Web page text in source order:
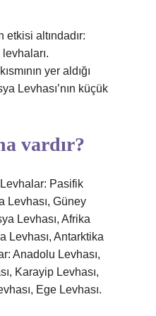
etkisi altındadır:
yer aldığı
Levhası’nın küçük
vardır?
Pasifik
Levhası, Güney
Levhası, Afrika
Levhası, Antarktika
Anadolu Levhası,
Karayip Levhası,
Ege Levhası.